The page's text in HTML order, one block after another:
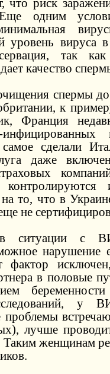
что риск
одним
уровень вируса
так
качество
спермы
к
Франция
сделали
даже
то, что в
не
ситуации с
нарушение
в половые
у
лучше
женщинам